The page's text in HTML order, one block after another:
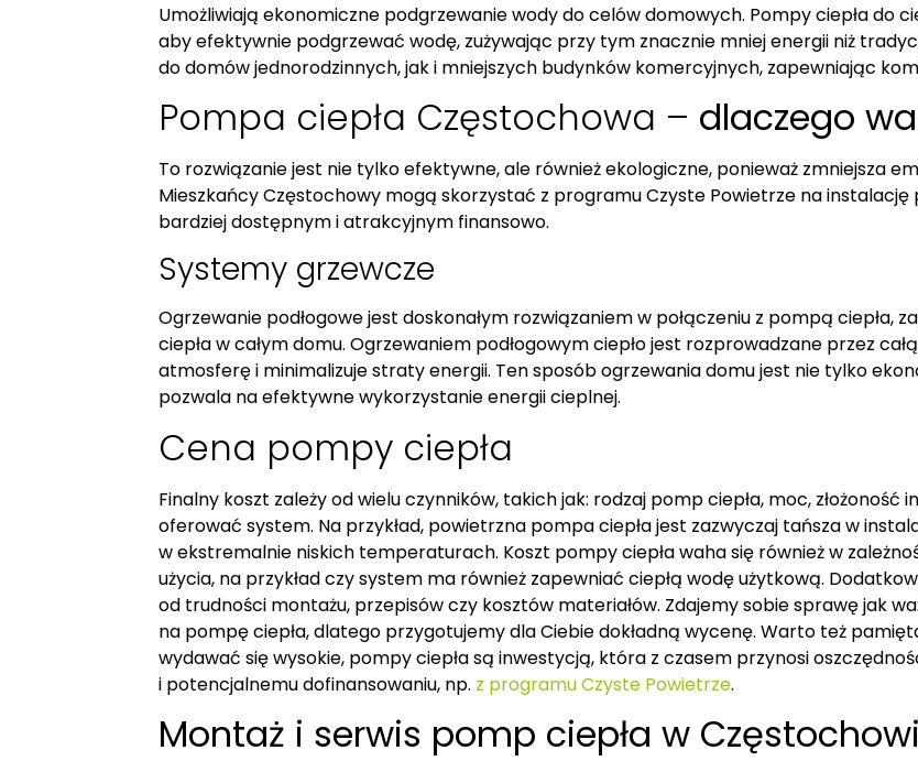
Umożliwiają ekonomiczne podgrzewanie wody do celów domowych. Pompy ciepła do
aby efektywnie podgrzewać wodę, zużywając przy tym znacznie mniej energii niż
do domów jednorodzinnych, jak i mniejszych budynków komercyjnych, zapewniając
Pompa ciepła Częstochowa – dlaczego
To rozwiązanie jest nie tylko efektywne, ale również ekologiczne, ponieważ zmniejsza
Mieszkańcy Częstochowy mogą skorzystać z programu Czyste Powietrze na instalację
bardziej dostępnym i atrakcyjnym finansowo.
Systemy grzewcze
Ogrzewanie podłogowe jest doskonałym rozwiązaniem w połączeniu z pompą
ciepła w całym domu. Ogrzewaniem podłogowym ciepło jest rozprowadzane przez
atmosferę i minimalizuje straty energii. Ten sposób ogrzewania domu jest nie tylko
pozwala na efektywne wykorzystanie energii cieplnej.
Cena pompy ciepła
Finalny koszt zależy od wielu czynników, takich jak: rodzaj pomp ciepła, moc,
oferować system. Na przykład, powietrzna pompa ciepła jest zazwyczaj tańsza w
w ekstremalnie niskich temperaturach. Koszt pompy ciepła waha się również w
użycia, na przykład czy system ma również zapewniać ciepłą wodę użytkową.
od trudności montażu, przepisów czy kosztów materiałów. Zdajemy sobie sprawę jak
na pompę ciepła, dlatego przygotujemy dla Ciebie dokładną wycenę. Warto też
wydawać się wysokie, pompy ciepła są inwestycją, która z czasem przynosi
i potencjalnemu dofinansowaniu, np. z programu Czyste Powietrze.
Montaż i serwis pomp ciepła w